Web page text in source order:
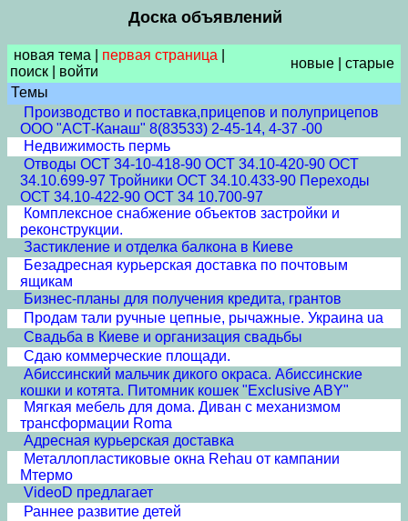
Доска объявлений
новая тема первая страница
поиск
войти
новые
старые
Темы
Производство и поставка,прицепов и полуприцепов
ООО "АСТ-Канаш" 8(83533) 2-45-14, 4-37 -00
Недвижимость пермь
Отводы ОСТ 34-10-418-90 ОСТ 34.10-420-90 ОСТ
34.10.699-97 Тройники ОСТ 34.10.433-90 Переходы
ОСТ 34.10-422-90 ОСТ 34 10.700-97
Комплексное снабжение объектов застройки и
реконструкции.
Застикление и отделка балкона в Киеве
Безадресная курьерская доставка по почтовым
ящикам
Бизнес-планы для получения кредита, грантов
Продам тали ручные цепные, рычажные. Украина ua
Свадьба в Киеве и организация свадьбы
Сдаю коммерческие площади.
Абиссинский мальчик дикого окраса. Абиссинские
кошки и котята. Питомник кошек "Exclusive ABY"
Мягкая мебель для дома. Диван с механизмом
трансформации Roma
Адресная курьерская доставка
Металлопластиковые окна Rehau от кампании
Мтермо
VideoD предлагает
Раннее развитие детей